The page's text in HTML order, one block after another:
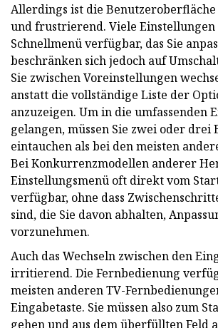
Allerdings ist die
und frustrierend. Viele Einstellungen
Schnellmenü verfügbar, das Sie
beschränken sich jedoch auf
Sie zwischen Voreinstellungen
anstatt die vollständige Liste der
anzuzeigen. Um in die umfassenden
gelangen, müssen Sie zwei oder drei
eintauchen als bei den meisten
Bei Konkurrenzmodellen anderer
Einstellungsmenü oft direkt vom
verfügbar, ohne dass
sind, die Sie davon abhalten,
vorzunehmen.
Auch das Wechseln zwischen den
irritierend. Die Fernbedienung
meisten anderen TV-
Eingabetaste. Sie müssen also zum
gehen und aus dem überfüllten Feld